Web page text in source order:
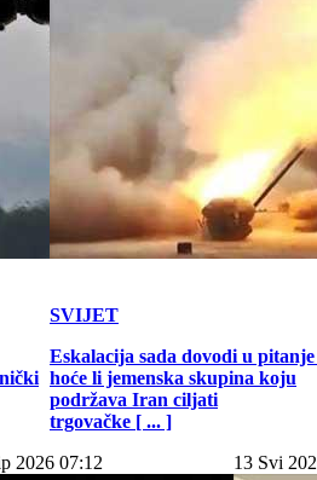
SVIJET
Eskalacija sada dovodi u
hoće li jemenska skupina koju
podržava Iran ciljati
trgovačke [ ... ]
2026 07:12 13 Svi